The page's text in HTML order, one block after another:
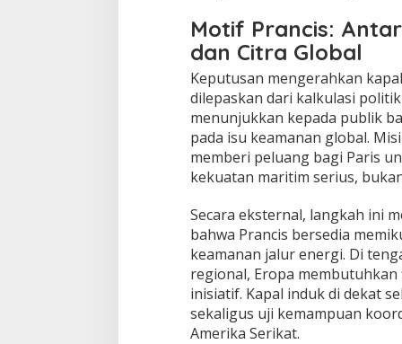
Motif Prancis:
dan Citra Global
Keputusan mengerahkan
dilepaskan dari kalkulasi
menunjukkan kepada publik
pada isu keamanan global.
memberi peluang bagi Paris
kekuatan maritim serius,
Secara eksternal, langkah ini
bahwa Prancis bersedia
keamanan jalur energi. Di
regional, Eropa
inisiatif. Kapal induk di dekat
sekaligus uji kemampuan
Amerika Serikat.